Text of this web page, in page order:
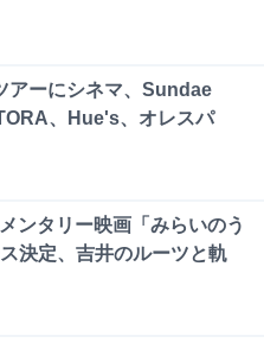
アーにシネマ、Sundae
、Hue's、オレスパ
ンタリー映画「みらいのう
決定、吉井のルーツと軌